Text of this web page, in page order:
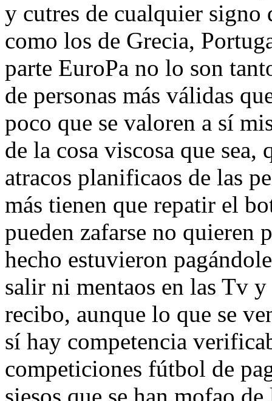
y cutres de cualquier signo
como los de Grecia,
parte EuroPa no lo son
de personas más válidas
poco que se valoren a sí
de la cosa viscosa que
atracos planificaos de las
más tienen que repatir el
pueden zafarse no quieren
hecho estuvieron
salir ni mentaos en las Tv
recibo, aunque lo que se
sí hay competencia
competiciones fútbol de